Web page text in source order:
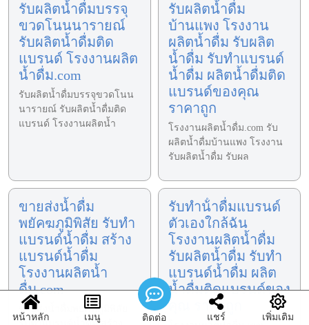
รับผลิตน้ำดื่มบรรจุ
ขวดโนนนารายณ์
รับผลิตน้ำดื่มติด
แบรนด์ โรงงานผลิต
น้ำดื่ม.com
รับผลิตน้ำดื่มบรรจุขวดโนน
นารายณ์ รับผลิตน้ำดื่มติด
แบรนด์ โรงงานผลิตน้ำ
รับผลิตน้ำดื่ม
บ้านแพง โรงงาน
ผลิตน้ำดื่ม รับผลิต
น้ำดื่ม รับทำแบรนด์
น้ำดื่ม ผลิตน้ำดื่มติด
แบรนด์ของคุณ
ราคาถูก
โรงงานผลิตน้ำดื่ม.com รับ
ผลิตน้ำดื่มบ้านแพง โรงงาน
รับผลิตน้ำดื่ม รับผล
ขายส่งน้ำดื่ม
พยัคฆภูมิพิสัย รับทำ
แบรนด์น้ำดื่ม สร้าง
แบรนด์น้ำดื่ม
โรงงานผลิตน้ำ
ดื่ม.com
ขายส่งน้ำดื่มพยัคฆภูมิพิสัย
รับทําน้ําดื่มแบรนด์
ตัวเองใกล้ฉัน
โรงงานผลิตน้ำดื่ม
รับผลิตน้ำดื่ม รับทำ
แบรนด์น้ำดื่ม ผลิต
น้ำดื่มติดแบรนด์ของ
คุณ ราคาถูก
หน้าหลัก เมนู ติดต่อ แชร์ เพิ่มเติม